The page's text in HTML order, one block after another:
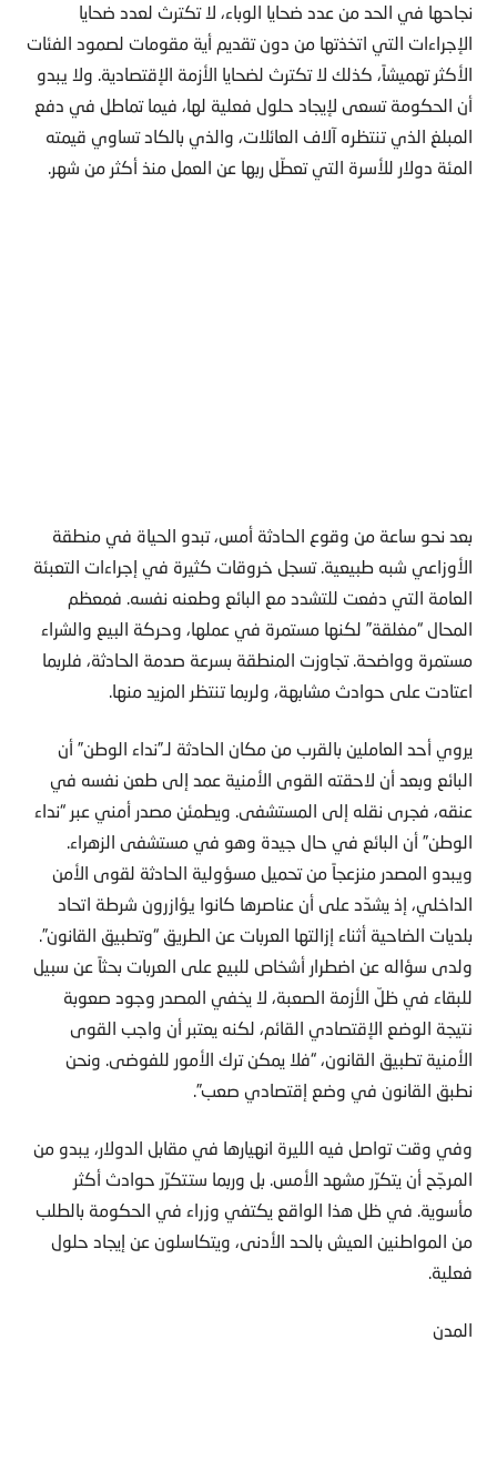
نجاحها في الحد من عدد ضحايا الوباء، لا تكترث لعدد ضحايا
الإجراءات التي اتخذتها من دون تقديم أية مقومات لصمود الفئات
الأكثر تهميشاً، كذلك لا تكترث لضحايا الأزمة الإقتصادية. ولا يبدو
أن الحكومة تسعى لإيجاد حلول فعلية لها، فيما تماطل في دفع
المبلغ الذي تنتظره آلاف العائلات، والذي بالكاد تساوي قيمته
المئة دولار للأسرة التي تعطّل ربها عن العمل منذ أكثر من شهر.
بعد نحو ساعة من وقوع الحادثة أمس، تبدو الحياة في منطقة
الأوزاعي شبه طبيعية. تسجل خروقات كثيرة في إجراءات التعبئة
العامة التي دفعت للتشدد مع البائع وطعنه نفسه. فمعظم
المحال “مغلقة” لكنها مستمرة في عملها، وحركة البيع والشراء
مستمرة وواضحة. تجاوزت المنطقة بسرعة صدمة الحادثة، فلربما
اعتادت على حوادث مشابهة، ولربما تنتظر المزيد منها.
يروي أحد العاملين بالقرب من مكان الحادثة لـ”نداء الوطن” أن
البائع وبعد أن لاحقته القوى الأمنية عمد إلى طعن نفسه في
عنقه، فجرى نقله إلى المستشفى. ويطمئن مصدر أمني عبر “نداء
الوطن” أن البائع في حال جيدة وهو في مستشفى الزهراء.
ويبدو المصدر منزعجاً من تحميل مسؤولية الحادثة لقوى الأمن
الداخلي، إذ يشدّد على أن عناصرها كانوا يؤازرون شرطة اتحاد
بلديات الضاحية أثناء إزالتها العربات عن الطريق “وتطبيق القانون”.
ولدى سؤاله عن اضطرار أشخاص للبيع على العربات بحثاً عن سبيل
للبقاء في ظلّ الأزمة الصعبة، لا يخفي المصدر وجود صعوبة
نتيجة الوضع الإقتصادي القائم، لكنه يعتبر أن واجب القوى
الأمنية تطبيق القانون، “فلا يمكن ترك الأمور للفوضى. ونحن
نطبق القانون في وضع إقتصادي صعب”.
وفي وقت تواصل فيه الليرة انهيارها في مقابل الدولار، يبدو من
المرجّح أن يتكرّر مشهد الأمس. بل وربما ستتكرّر حوادث أكثر
مأسوية. في ظل هذا الواقع يكتفي وزراء في الحكومة بالطلب
من المواطنين العيش بالحد الأدنى، ويتكاسلون عن إيجاد حلول
فعلية.
المدن